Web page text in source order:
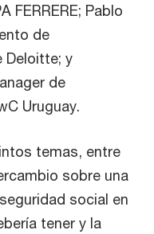
FERRERE; Pablo
de
Deloitte; y
de
Uruguay.
temas, entre
sobre una
social en
tener y la